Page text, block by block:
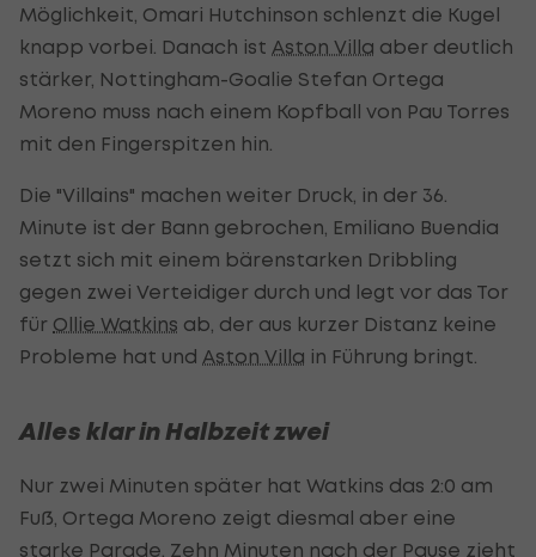
Möglichkeit, Omari Hutchinson schlenzt die Kugel
knapp vorbei. Danach ist Aston Villa aber deutlich
stärker, Nottingham-Goalie Stefan Ortega
Moreno muss nach einem Kopfball von Pau Torres
mit den Fingerspitzen hin.
Die "Villains" machen weiter Druck, in der 36.
Minute ist der Bann gebrochen, Emiliano Buendia
setzt sich mit einem bärenstarken Dribbling
gegen zwei Verteidiger durch und legt vor das Tor
für Ollie Watkins ab, der aus kurzer Distanz keine
Probleme hat und Aston Villa in Führung bringt.
Alles klar in Halbzeit zwei
Nur zwei Minuten später hat Watkins das 2:0 am
Fuß, Ortega Moreno zeigt diesmal aber eine
starke Parade. Zehn Minuten nach der Pause zieht